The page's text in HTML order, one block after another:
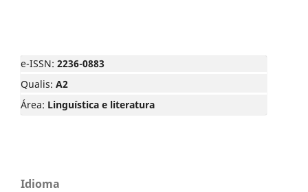
e-ISSN: 2236-0883
Qualis: A2
Área: Linguística e literatura
Idioma